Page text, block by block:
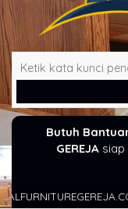
Butuh
GEREJAsiap